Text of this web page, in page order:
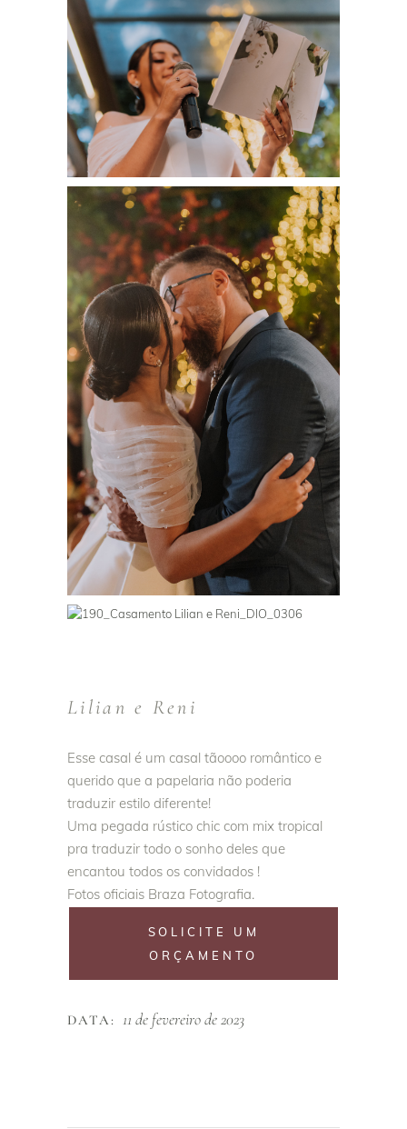
Lilian e Reni
Esse casal é um casal tãoooo romântico e
querido que a papelaria não poderia
traduzir estilo diferente!
Uma pegada rústico chic com mix tropical
pra traduzir todo o sonho deles que
encantou todos os convidados !
Fotos oficiais Braza Fotografia.
SOLICITE UM
ORÇAMENTO
DATA: 11 de fevereiro de 2023